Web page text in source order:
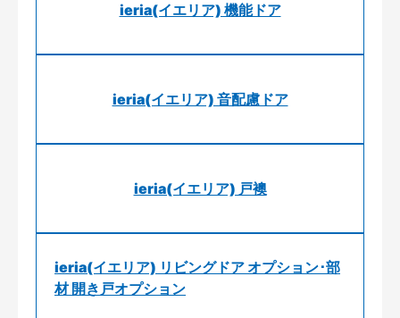
ieria(イエリア) 機能ドア
ieria(イエリア) 音配慮ドア
ieria(イエリア) 戸襖
ieria(イエリア) リビングドア オプション･部
材 開き戸オプション